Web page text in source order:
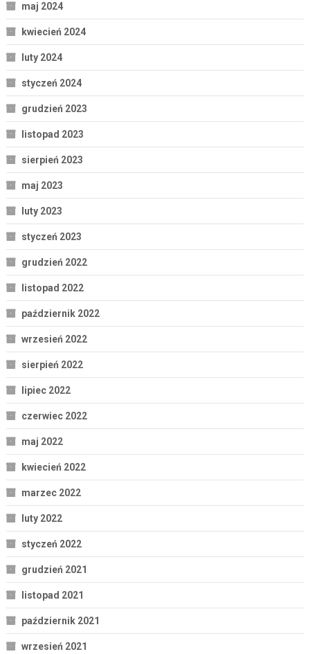
maj 2024
kwiecień 2024
luty 2024
styczeń 2024
grudzień 2023
listopad 2023
sierpień 2023
maj 2023
luty 2023
styczeń 2023
grudzień 2022
listopad 2022
październik 2022
wrzesień 2022
sierpień 2022
lipiec 2022
czerwiec 2022
maj 2022
kwiecień 2022
marzec 2022
luty 2022
styczeń 2022
grudzień 2021
listopad 2021
październik 2021
wrzesień 2021